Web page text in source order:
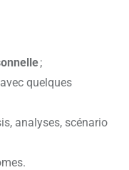
;
avec quelques
analyses, scénario